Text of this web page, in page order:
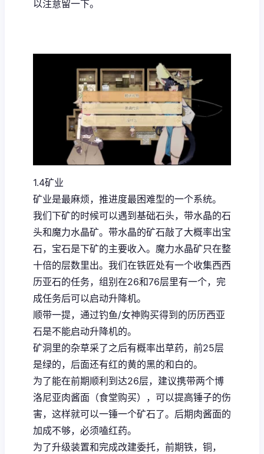
以注意留一下。
1.4矿业
矿业是最麻烦，推进度最困难型的一个系统。
我们下矿的时候可以遇到基础石头，带水晶的石
头和魔力水晶矿。带水晶的矿石敲了大概率出宝
石，宝石是下矿的主要收入。魔力水晶矿只在整
十倍的层数里出。我们在铁匠处有一个收集西西
历亚石的任务，组别在26和76层里有一个，完
成任务后可以启动升降机。
顺带一提，通过钓鱼/女神购买得到的历历西亚
石是不能启动升降机的。
矿洞里的杂草采了之后有概率出草药，前25层
是绿的，后面还有红的黄的黑的和白的。
为了能在前期顺利到达26层，建议携带两个博
洛尼亚肉酱面（食堂购买），可以提高锤子的伤
害，这样就可以一锤一个矿石了。后期肉酱面的
加成不够，必须嗑红药。
为了升级装置和完成改建委托，前期铁，铜，